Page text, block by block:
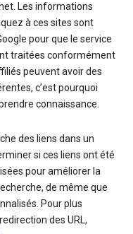
Les informations
à ces sites sont
pour que le service
traitées conformément
peuvent avoir des
c’est pourquoi
connaissance.
des liens dans un
si ces liens ont été
pour améliorer la
de même que
Pour plus
des URL,